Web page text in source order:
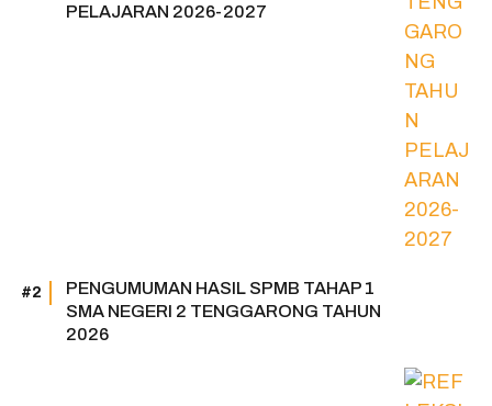
PELAJARAN 2026-2027
PENGUMUMAN HASIL SPMB TAHAP 1
SMA NEGERI 2 TENGGARONG TAHUN
2026